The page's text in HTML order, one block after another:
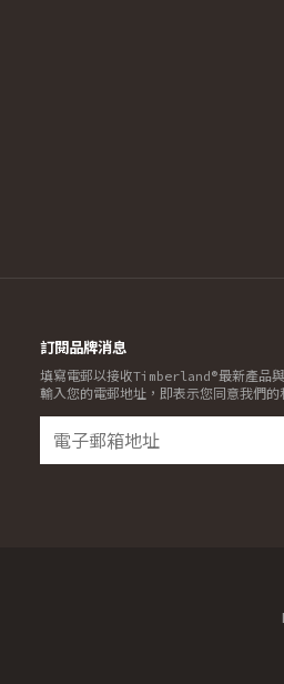
訂閱品牌消息
填寫電郵以接收Timberland®最新產品與
輸入您的電郵地址，即表示您同意我們的